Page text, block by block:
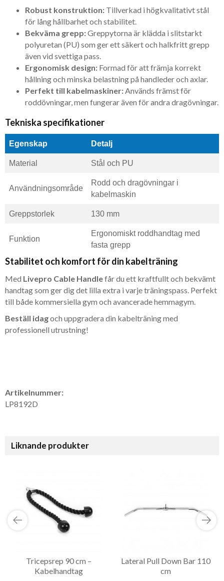
Robust konstruktion: Tillverkad i högkvalitativt stål
för lång hållbarhet och stabilitet.
Bekväma grepp:Greppytorna är klädda i slitstarkt
polyuretan (PU) som ger ett säkert och halkfritt grepp
även vid svettiga pass.
Ergonomisk design: Formad för att främja korrekt
hållning och minska belastning på handleder och axlar.
Perfekt till kabelmaskiner:Används främst för
roddövningar, men fungerar även för andra dragövningar.
Tekniska specifikationer
Egenskap Detalj
Material Stål och PU
Användningsområde
Rodd och dragövningar i
kabelmaskin
Greppstorlek 130 mm
Funktion
Ergonomiskt roddhandtag med
fasta grepp
Stabilitet och komfort för din kabelträning
Med Livepro Cable Handlefår du ett kraftfullt och bekvämt
handtag som ger dig det lilla extra i varje träningspass. Perfekt
till både kommersiella gym och avancerade hemmagym.
Beställ idagoch uppgradera din kabelträning med
professionell utrustning!
Artikelnummer:
LP8192D
Liknande produkter
Tricepsrep 90 cm –
Kabelhandtag
Lateral Pull Down Bar 110
cm